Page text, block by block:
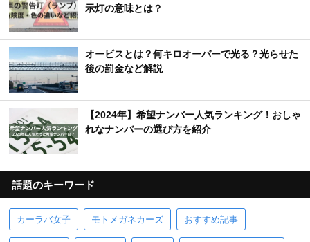
示灯の意味とは？
オービスとは？何キロオーバーで光る？光らせた
後の罰金など解説
【2024年】希望ナンバー人気ランキング！おしゃ
れなナンバーの選び方を紹介
話題のキーワード
カーラバ女子 モトメガネカーズ おすすめ記事